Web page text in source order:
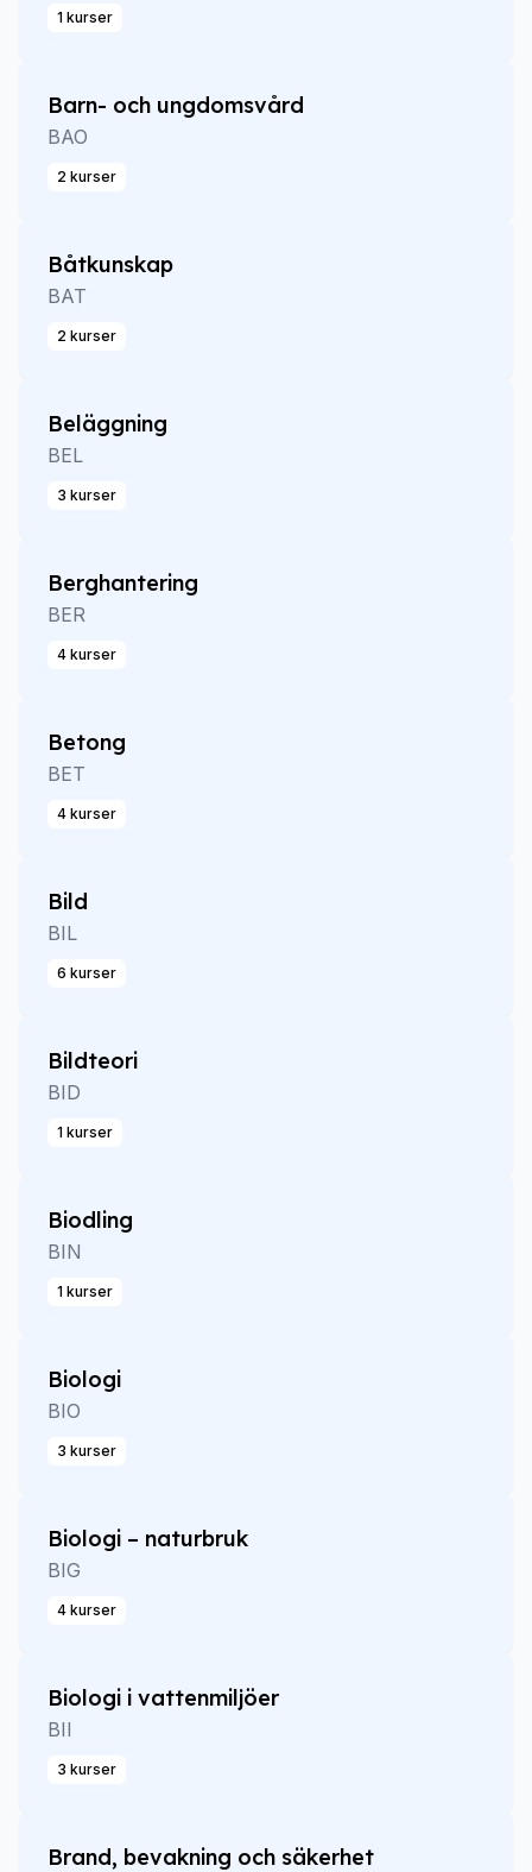
1 kurser
Barn- och ungdomsvård
BAO
2 kurser
Båtkunskap
BAT
2 kurser
Beläggning
BEL
3 kurser
Berghantering
BER
4 kurser
Betong
BET
4 kurser
Bild
BIL
6 kurser
Bildteori
BID
1 kurser
Biodling
BIN
1 kurser
Biologi
BIO
3 kurser
Biologi – naturbruk
BIG
4 kurser
Biologi i vattenmiljöer
BII
3 kurser
Brand, bevakning och säkerhet